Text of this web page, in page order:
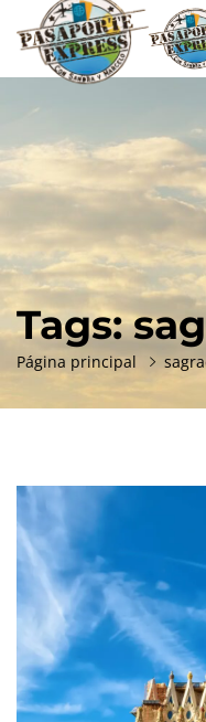
Tags:
Página principal